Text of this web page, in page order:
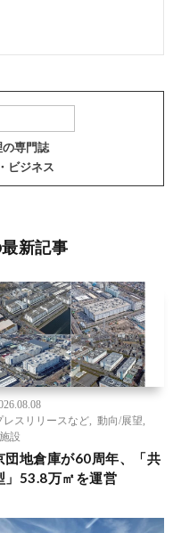
専門誌
ビジネス
新記事
レスリリースなど
動向/展望
設
団地倉庫が60周年、「共
」53.8万㎡を運営